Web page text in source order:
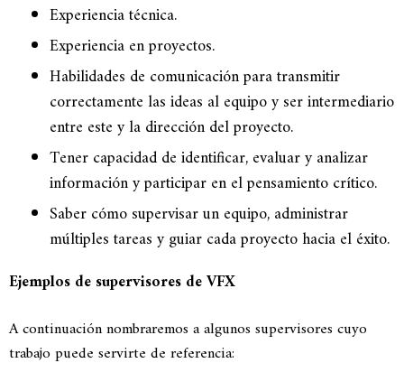
Experiencia técnica.
Experiencia en proyectos.
Habilidades de comunicación para transmitir
correctamente las ideas al equipo y ser intermediario
entre este y la dirección del proyecto.
Tener capacidad de identificar, evaluar y analizar
información y participar en el pensamiento crítico.
Saber cómo supervisar un equipo, administrar
múltiples tareas y guiar cada proyecto hacia el éxito.
Ejemplos de supervisores de VFX
A continuación nombraremos a algunos supervisores cuyo
trabajo puede servirte de referencia: